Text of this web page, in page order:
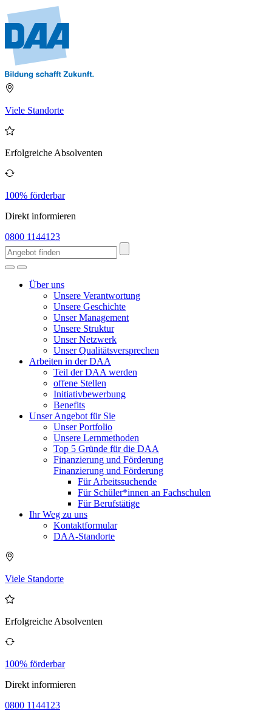
Viele Standorte
Erfolgreiche Absolventen
100% förderbar
Direkt informieren
0800 1144123
Über uns
Unsere Verantwortung
Unsere Geschichte
Unser Management
Unsere Struktur
Unser Netzwerk
Unser Qualitätsversprechen
Arbeiten in der DAA
Teil der DAA werden
offene Stellen
Initiativbewerbung
Benefits
Unser Angebot für Sie
Unser Portfolio
Unsere Lernmethoden
Top 5 Gründe für die DAA
Finanzierung und Förderung
Finanzierung und Förderung
Für Arbeitssuchende
Für Schüler*innen an Fachschulen
Für Berufstätige
Ihr Weg zu uns
Kontaktformular
DAA-Standorte
Viele Standorte
Erfolgreiche Absolventen
100% förderbar
Direkt informieren
0800 1144123